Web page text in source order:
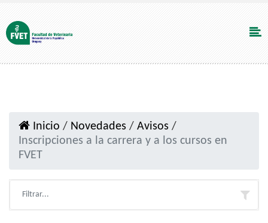
Inicio / Novedades / Avisos /
Inscripciones a la carrera y a los cursos en
FVET